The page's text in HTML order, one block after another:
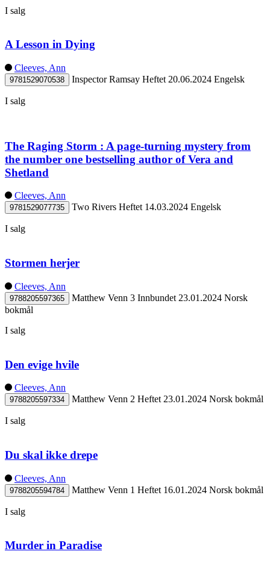
I salg
A Lesson in Dying
Cleeves, Ann
9781529070538 Inspector Ramsay Heftet 20.06.2024 Engelsk
I salg
The Raging Storm : A page-turning mystery from
the number one bestselling author of Vera and
Shetland
Cleeves, Ann
9781529077735 Two Rivers Heftet 14.03.2024 Engelsk
I salg
Stormen herjer
Cleeves, Ann
9788205597365 Matthew Venn 3 Innbundet 23.01.2024 Norsk
bokmål
I salg
Den evige hvile
Cleeves, Ann
9788205597334 Matthew Venn 2 Heftet 23.01.2024 Norsk bokmål
I salg
Du skal ikke drepe
Cleeves, Ann
9788205594784 Matthew Venn 1 Heftet 16.01.2024 Norsk bokmål
I salg
Murder in Paradise